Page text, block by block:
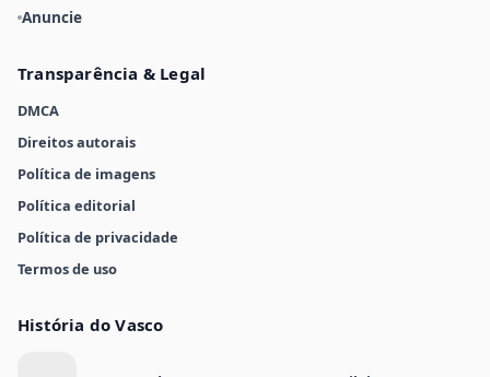
Anuncie
Transparência & Legal
DMCA
Direitos autorais
Política de imagens
Política editorial
Política de privacidade
Termos de uso
História do Vasco